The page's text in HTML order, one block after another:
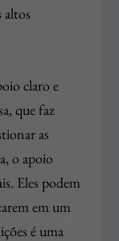
altos
claro e
que faz
as
o apoio
Eles podem
em um
é uma